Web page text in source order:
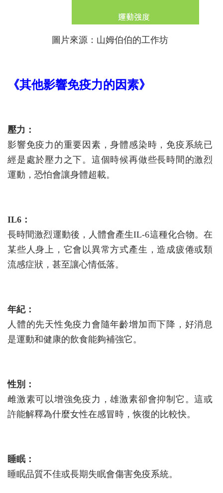
圖片來源：山姆伯伯的工作坊
《其他影響免疫力的因素》
壓力：
影響免疫力的重要因素，身體感染時，免疫系統已
經是處於壓力之下。這個時候再做些長時間的激烈
運動，恐怕會讓身體超載。
IL6：
長時間激烈運動後，人體會產生IL-6這種化合物。在
某些人身上，它會以異常方式產生，造成疲倦或類
流感症狀，甚至讓心情低落。
年紀：
人體的先天性免疫力會隨年齡增加而下降，好消息
是運動和健康的飲食能夠補強它。
性別：
雌激素可以增強免疫力，雄激素卻會抑制它。這或
許能解釋為什麼女性在感冒時，恢復的比較快。
睡眠：
睡眠品質不佳或長期失眠會傷害免疫系統。